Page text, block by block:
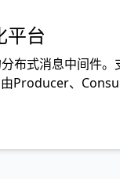
平台
布式消息中间件
Producer、